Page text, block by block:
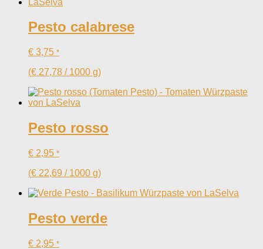
Pesto calabrese
€ 3,75 *
(€ 27,78 / 1000 g)
Pesto rosso
€ 2,95 *
(€ 22,69 / 1000 g)
Pesto verde
€ 2,95 *